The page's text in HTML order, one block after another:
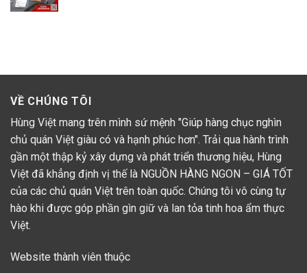
VỀ CHÚNG TÔI
Hùng Việt mang trên mình sứ mệnh "Giúp hàng chục nghìn
chủ quán Việt giàu có và hạnh phúc hơn". Trải qua hành trình
gần một thập kỷ xây dựng và phát triển thương hiệu, Hùng
Việt đã khẳng định vị thế là NGUỒN HÀNG NGON – GIÁ TỐT
của các chủ quán Việt trên toàn quốc. Chúng tôi vô cùng tự
hào khi được góp phần gìn giữ và lan tỏa tinh hoa ẩm thực
Việt.
Website thành viên thuộc